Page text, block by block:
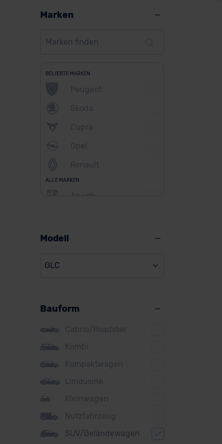
Marken
BELIEBTE MARKEN
Peugeot
Skoda
Cupra
Opel
Renault
ALLE MARKEN
Abarth
Citroen
Cupra
DS
Dacia
Fiat
Ford
Honda
Modell
GLC
Bauform
Cabrio/Roadster
Kombi
Kompaktwagen
Limousine
Kleinwagen
Nutzfahrzeug
SUV/Geländewagen